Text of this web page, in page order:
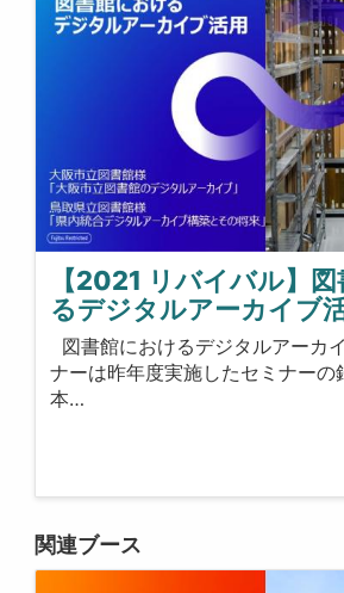
【2021 リバイバル】
るデジタルアーカイブ
図書館におけるデジタルアーカ
ナーは昨年度実施したセミナーの
本…
関連ブース